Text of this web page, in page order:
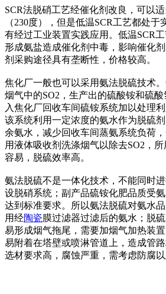
SCR法脱硝工艺经催化剂改良，可以
（230度），但是低温SCR工艺都处
有经过工业装置实践应用。低温SCR
形成氨盐造成催化剂中毒，影响催化
剂采购途径具有垄断性，价格较高。
焦化厂一般也可以采用氨法脱硫技术
烟气中的SO2，生产出的硫酸铵和硫
入焦化厂回收车间硫铵系统加以处理
该系统利用一定浓度的氨水作为脱硫
余氨水，减少回收车间蒸氨系统负荷
用液体吸收剂洗涤烟气以除去SO2，
容易，脱硫效率高。
氨法脱硫不是一体化技术，不能同时
设脱硝系统；副产品硫铵化肥品质受
达到标准要求。所以氨法脱硫对氨水
用经陶瓷膜过滤器过滤后的氨水；脱
易形成烟气拖尾，需要加烟气加热装
易附着在塔壁或喷淋管道上，造成管
选材要求高，腐蚀严重，需考虑防腐以